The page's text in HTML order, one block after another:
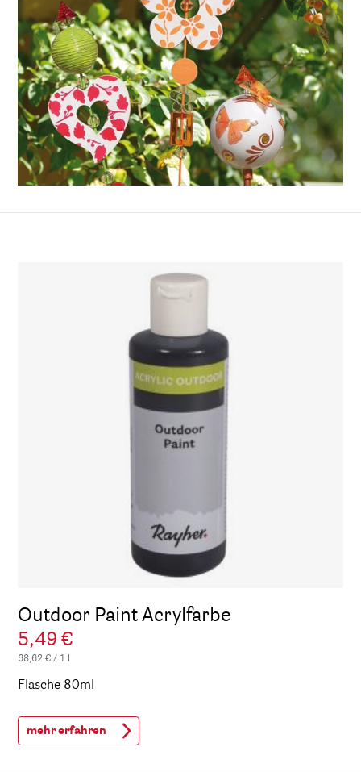
Outdoor Paint Acrylfarbe
5,49 €
68,62 € / 1 l
Flasche 80ml
mehr erfahren